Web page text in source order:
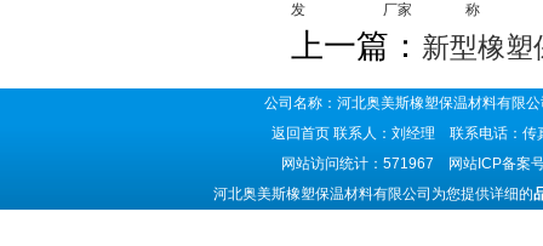
发
厂家
称
上一篇： 新型橡塑
公司名称：河北奥美斯橡塑保温材料有
返回首页 联系人：刘经理 联系电话：
网站访问统计：571967 网站ICP备案
河北奥美斯橡塑保温材料有限公司为您提供详细的